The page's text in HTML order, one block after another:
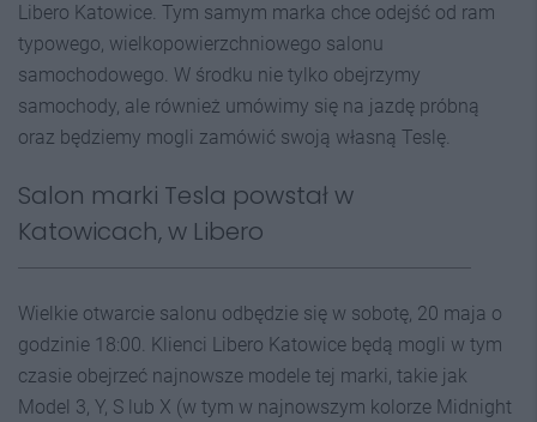
Libero Katowice. Tym samym marka chce odejść od ram
typowego, wielkopowierzchniowego salonu
samochodowego. W środku nie tylko obejrzymy
samochody, ale również umówimy się na jazdę próbną
oraz będziemy mogli zamówić swoją własną Teslę.
Salon marki Tesla powstał w
Katowicach, w Libero
Wielkie otwarcie salonu odbędzie się w sobotę, 20 maja o
godzinie 18:00. Klienci Libero Katowice będą mogli w tym
czasie obejrzeć najnowsze modele tej marki, takie jak
Model 3, Y, S lub X (w tym w najnowszym kolorze Midnight